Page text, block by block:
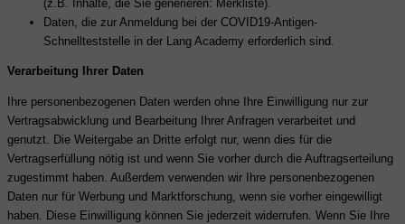
(z.B. Inhalte, die Sie generieren: Merkliste).
Daten, die zur Anmeldung bei der COVID19-Antigen-
Schnellteststelle in der Lang Academy erforderlich sind.
Verarbeitung Ihrer Daten
Ihre personenbezogenen Daten werden ohne Ihre Einwilligung nur zur
Vertragsabwicklung und Bearbeitung Ihrer Anfragen verarbeitet und
genutzt. Die Weitergabe an Dritte erfolgt nur, wenn dies für die
Vertragserfüllung nötig ist und wenn Sie vorher durch die Auftragserteilung
zugestimmt haben. Außerdem verwenden wir Ihre personenbezogenen
Daten nur für Werbung und Marktforschung, wenn sie vorher eingewilligt
haben. Diese Einwilligung können Sie jederzeit widerrufen. Wenn Sie Ihre